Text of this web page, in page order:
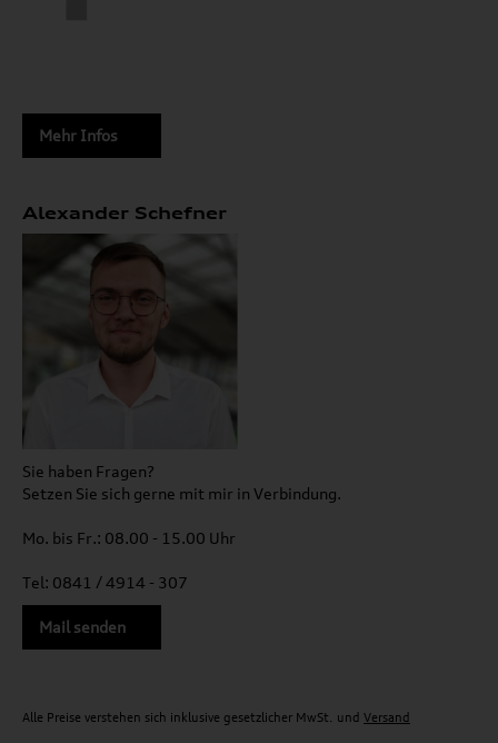
Mehr Infos
Alexander Schefner
Sie haben Fragen?
Setzen Sie sich gerne mit mir in Verbindung.
Mo. bis Fr.: 08.00 - 15.00 Uhr
Tel: 0841 / 4914 - 307
Mail senden
Alle Preise verstehen sich inklusive gesetzlicher MwSt. und Versand